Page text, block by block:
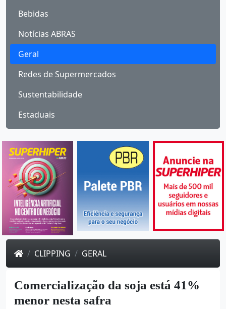
Bebidas
Notícias ABRAS
Geral
Redes de Supermercados
Sustentabilidade
Estaduais
CLIPPING GERAL
Comercialização da soja está 41%
menor nesta safra